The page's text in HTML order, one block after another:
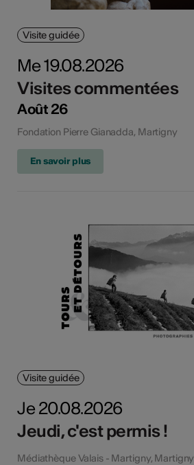
Visite guidée
Me 19.08.2026
Visites commentées
Août 26
Fondation Pierre Gianadda, Martigny
En savoir plus
Visite guidée
Je 20.08.2026
Jeudi, c'est permis !
Médiathèque Valais - Martigny, Martigny